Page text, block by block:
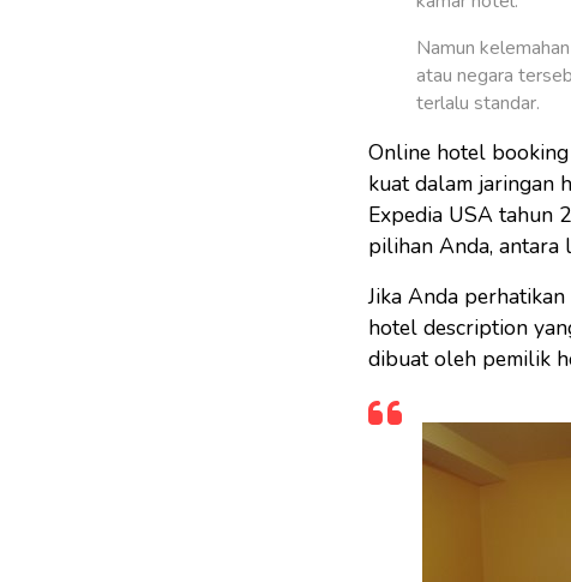
Namun
atau negara
terlalu standar.
Online hotel
kuat dalam jaringan
Expedia USA tahun
pilihan Anda, antara
Jika Anda
hotel description
dibuat oleh pemilik